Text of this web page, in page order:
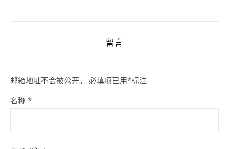
留言
邮箱地址不会被公开。 必填项已用*标注
名称 *